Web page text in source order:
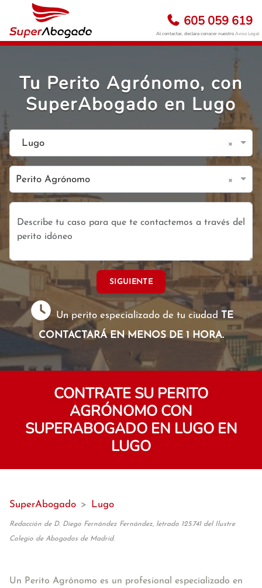
605 059 619
Al contactar, declara conocer nuestroAviso Legal
Tu Perito Agrónomo, con
SuperAbogado en Lugo
Lugo ×
Perito Agrónomo ×
SIGUIENTE
Un perito especializado de tu ciudad TE
CONTACTARÁ EN MENOS DE 1 HORA.
CONTRATE SU PERITO
AGRÓNOMO CON
SUPERABOGADO EN LUGO EN
LUGO
SuperAbogado > Lugo
Redacción de D. Diego Fernández Fernández, letrado 125.741 del Ilustre
Colegio de Abogados de Madrid.
Un Perito Agrónomo es un profesional especializado en